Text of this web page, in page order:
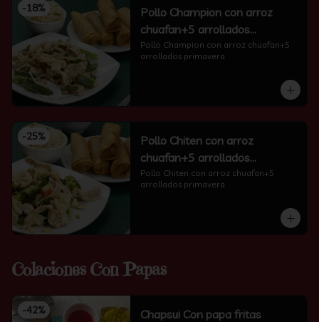
-18%
Pollo Champion con arroz
chuafan+5 arrollados
primavera
Pollo Champion con arroz chuafan+5
arrollados primavera
-25%
Pollo Chiten con arroz
chuafan+5 arrollados
primavera
Pollo Chiten con arroz chuafan+5
arrollados primavera
Colaciones Con Papas
-42% Chapsui Con papa fritas